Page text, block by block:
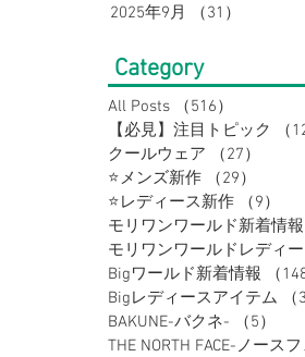
2025年9月
（31）
Category
All Posts （516）
【必見】注目トピック
（
クールウェア
（27）
⭐メンズ新作
（29）
⭐レディース新作
（9）
モリワンワールド新着情報
Bigワールド新着情報
（
Bigレディースアイテム
BAKUNE-バクネ-
（5）
THE NORTH FACE-ノース